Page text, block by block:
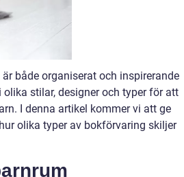
både organiserat och inspirerande
stilar, designer och typer för att
I denna artikel kommer vi att ge
olika typer av bokförvaring skiljer